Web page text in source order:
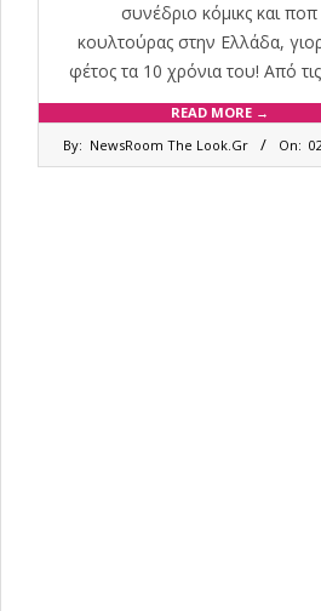
συνέδριο κόμικς και ποπ
κουλτούρας στην Ελλάδα,
φέτος τα 10 χρόνια του! Από
READ MORE →
By: NewsRoom The Look.Gr On: